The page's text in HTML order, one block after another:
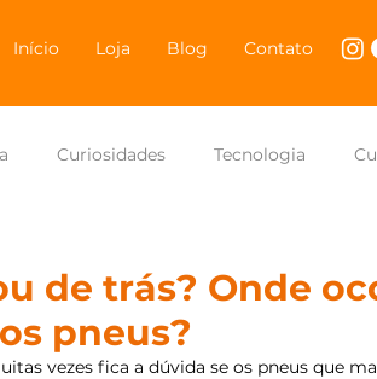
Início Loja Blog Contato
Curiosidades Tecnologia
de trás? Onde
pneus?
vezes fica a dúvida se os pneus que